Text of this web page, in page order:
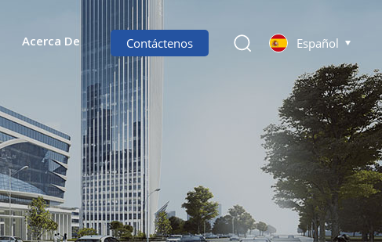
Acerca De Contáctenos Español